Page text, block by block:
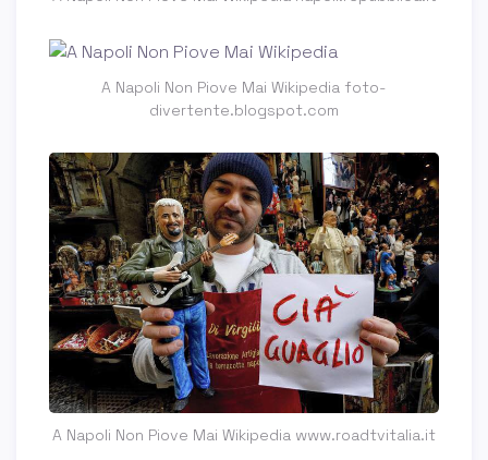
A Napoli Non Piove Mai Wikipedia foto-
divertente.blogspot.com
A Napoli Non Piove Mai Wikipedia www.roadtvitalia.it